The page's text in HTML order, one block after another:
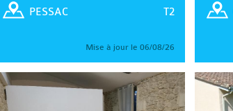
T2
PESSAC
Mise à jour le 06/08/26